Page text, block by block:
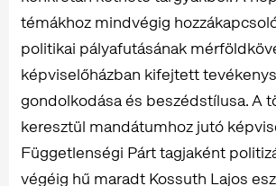
témákhoz mindvégig
politikai pályafutásának
képviselőházban kifejtett
gondolkodása és beszédstílusa. A
keresztül mandátumhoz jutó
Függetlenségi Párt tagjaként
végéig hű maradt Kossuth Lajos